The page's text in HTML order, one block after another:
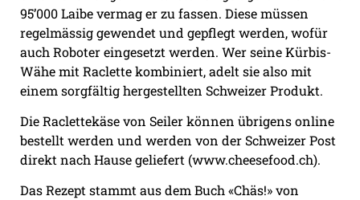
95’000 Laibe vermag er zu fassen. Diese müssen
regelmässig gewendet und gepflegt werden, wofür
auch Roboter eingesetzt werden. Wer seine Kürbis-
Wähe mit Raclette kombiniert, adelt sie also mit
einem sorgfältig hergestellten Schweizer Produkt.
Die Raclettekäse von Seiler können übrigens online
bestellt werden und werden von der Schweizer Post
direkt nach Hause geliefert (www.cheesefood.ch).
Das Rezept stammt aus dem Buch «Chäs!» von